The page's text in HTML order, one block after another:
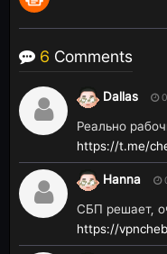
6 Comments
Dallas
Реально
https://t.me/
Hanna
СБП решает,
https://